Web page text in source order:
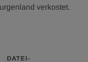
verkostet.
DATEI­